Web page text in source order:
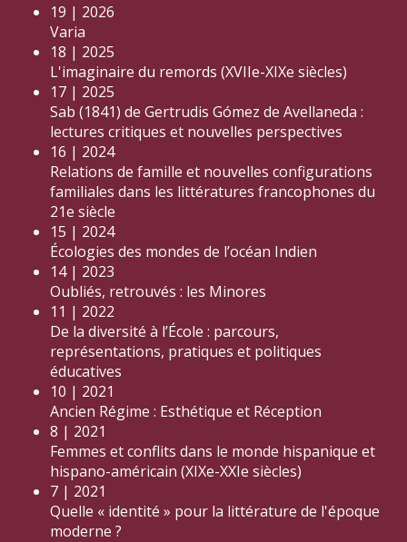
19 | 2026
Varia
18 | 2025
L'imaginaire du remords (XVIIe-XIXe siècles)
17 | 2025
Sab (1841) de Gertrudis Gómez de Avellaneda :
lectures critiques et nouvelles perspectives
16 | 2024
Relations de famille et nouvelles configurations
familiales dans les littératures francophones du
21e siècle
15 | 2024
Écologies des mondes de l’océan Indien
14 | 2023
Oubliés, retrouvés : les Minores
11 | 2022
De la diversité à l’École : parcours,
représentations, pratiques et politiques
éducatives
10 | 2021
Ancien Régime : Esthétique et Réception
8 | 2021
Femmes et conflits dans le monde hispanique et
hispano-américain (XIXe-XXIe siècles)
7 | 2021
Quelle « identité » pour la littérature de l'époque
moderne ?